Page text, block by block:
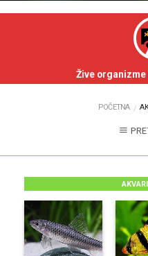
Žive organizme
POČETNA /